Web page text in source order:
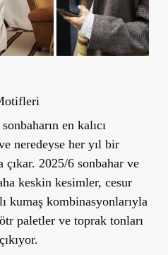
en kalıcı
neredeyse her yıl bir
çıkar. 2025/6 sonbahar ve
keskin kesimler, cesur
kumaş kombinasyonlarıyla
paletler ve toprak tonları